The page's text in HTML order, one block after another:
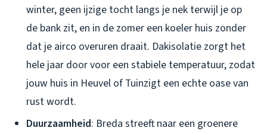
winter, geen ijzige tocht langs je nek terwijl je op
de bank zit, en in de zomer een koeler huis zonder
dat je airco overuren draait. Dakisolatie zorgt het
hele jaar door voor een stabiele temperatuur, zodat
jouw huis in Heuvel of Tuinzigt een echte oase van
rust wordt.
Duurzaamheid: Breda streeft naar een groenere